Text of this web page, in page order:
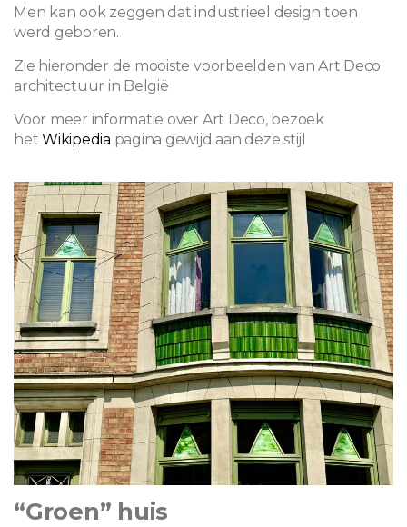
Men kan ook zeggen dat industrieel design toen
werd geboren.
Zie hieronder de mooiste voorbeelden van Art Deco
architectuur in België
Voor meer informatie over Art Deco, bezoek
het Wikipedia pagina gewijd aan deze stijl
“Groen” huis